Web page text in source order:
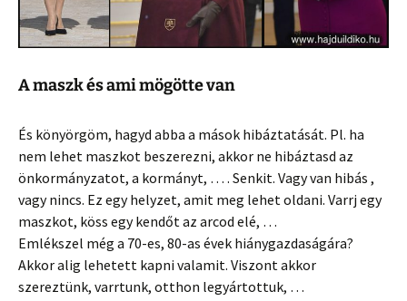
A maszk és ami mögötte van
És könyörgöm, hagyd abba a mások hibáztatását. Pl. ha
nem lehet maszkot beszerezni, akkor ne hibáztasd az
önkormányzatot, a kormányt, … . Senkit. Vagy van hibás ,
vagy nincs. Ez egy helyzet, amit meg lehet oldani. Varrj egy
maszkot, köss egy kendőt az arcod elé, …
Emlékszel még a 70-es, 80-as évek hiánygazdaságára?
Akkor alig lehetett kapni valamit. Viszont akkor
szereztünk, varrtunk, otthon legyártottuk, …